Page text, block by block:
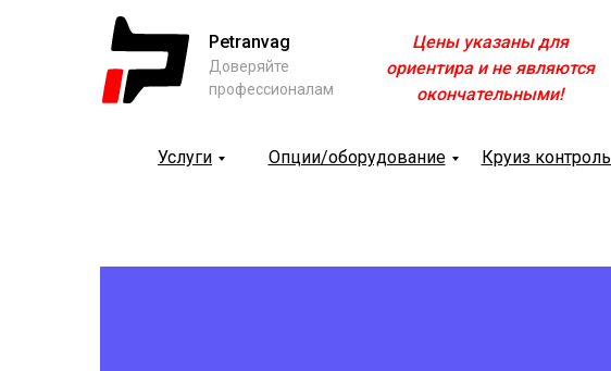
Petranvag
Доверяйте
профессионалам
Цены указаны для
ориентира и не являются
окончательными!
Опции/оборудование Круиз контроль
Услуги